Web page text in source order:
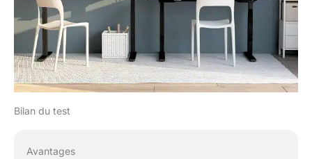
Bilan du test
Avantages